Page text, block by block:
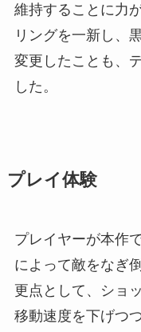
維持することに力
リングを一新し、
変更したことも、
した。
プレイ体験
プレイヤーが本作
によって敵をなぎ
更点として、ショ
移動速度を下げつ